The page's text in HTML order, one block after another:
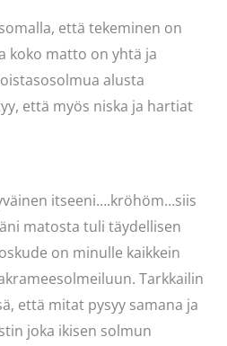
että tekeminen on
koko matto on yhtä ja
alusta
että myös niska ja hartiat
itseeni….kröhöm…siis
matosta tuli täydellisen
on minulle kaikkein
Tarkkailin
että mitat pysyy samana ja
joka ikisen solmun